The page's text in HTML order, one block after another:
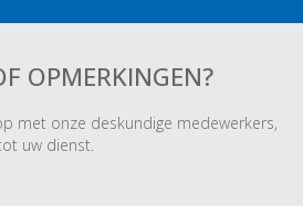
OPMERKINGEN?
met onze deskundige medewerkers,
uw dienst.